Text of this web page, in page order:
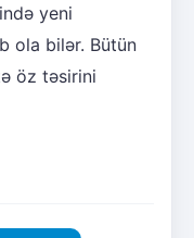
yeni
ola bilər. Bütün
öz təsirini